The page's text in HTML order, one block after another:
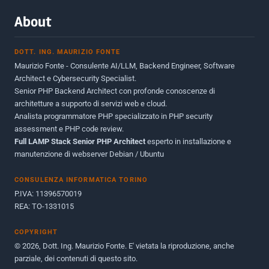
Giugno 2012
Maggio 2011
Dicembre 2010
Ottobre 2010
Maggio 2010
Giugno 2009
About
DOTT. ING. MAURIZIO FONTE
Maurizio Fonte - Consulente AI/LLM, Backend Engineer, Software
Architect e Cybersecurity Specialist.
Senior PHP Backend Architect con profonde conoscenze di
architetture a supporto di servizi web e cloud.
Analista programmatore PHP specializzato in PHP security
assessment e PHP code review.
Full LAMP Stack Senior PHP Architect esperto in installazione e
manutenzione di webserver Debian / Ubuntu
CONSULENZA INFORMATICA TORINO
P.IVA: 11396570019
REA: TO-1331015
COPYRIGHT
© 2026, Dott. Ing. Maurizio Fonte. E' vietata la riproduzione, anche
parziale, dei contenuti di questo sito.